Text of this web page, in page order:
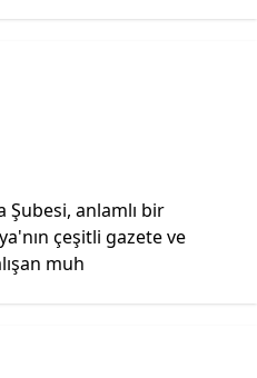
Şubesi, anlamlı bir
çeşitli gazete ve
muh